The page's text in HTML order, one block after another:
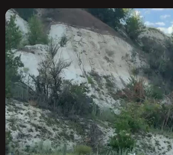
Проходив службу у батальйоні
Виконував бойові завдання на
Був оператором безпілотних
Мав досвід служби на посадах
За словами побратимів, це була
допомогу.
Героїчно загинув 26 березня 2026
На момент загибелі йому було 19